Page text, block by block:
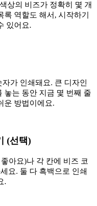
상의 비즈가 정확히 몇 개
역할도 해서, 시작하기
있어요.
가 인쇄돼요. 큰 디자인
놓는 동안 지금 몇 번째 줄
운 방법이에요.
(선택)
아요)나 각 칸에 비즈 코
요. 둘 다 흑백으로 인쇄
.